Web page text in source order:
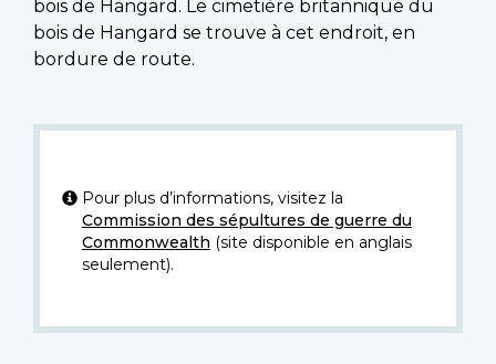
bois de Hangard. Le cimetière britannique du
bois de Hangard se trouve à cet endroit, en
bordure de route.
Pour plus d’informations, visitez la
Commission des sépultures de guerre du
Commonwealth (site disponible en anglais
seulement).